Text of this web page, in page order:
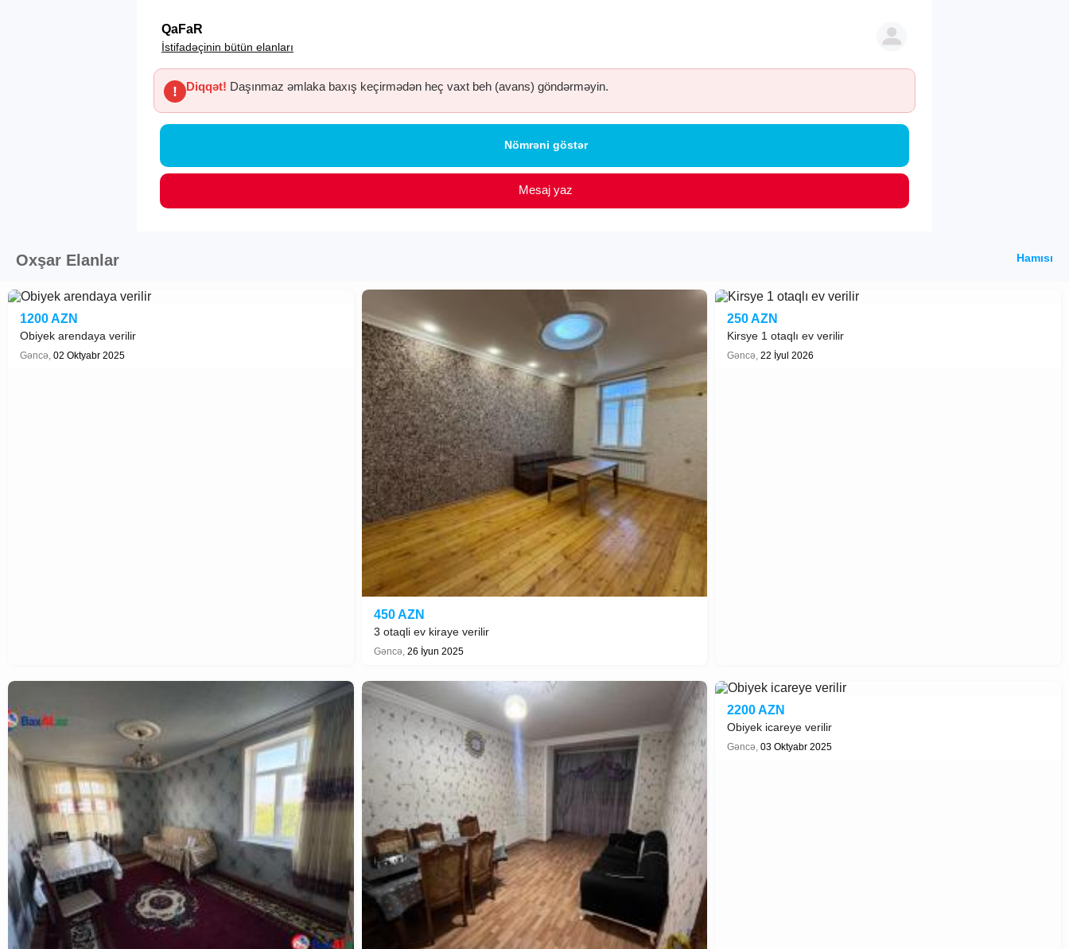
QaFaR
İstifadəçinin bütün elanları
! Diqqət! Daşınmaz əmlaka baxış keçirmədən heç vaxt beh (avans) göndərməyin.
Nömrəni göstər
Mesaj yaz
Hamısı
Oxşar Elanlar
1200 AZN
Obiyek arendaya verilir
Gəncə, 02 Oktyabr 2025
450 AZN
3 otaqli ev kiraye verilir
Gəncə, 26 İyun 2025
250 AZN
Kirsye 1 otaqlı ev verilir
Gəncə,22 İyul 2026
2200 AZN
Obiyek icareye verilir
Gəncə,03 Oktyabr 2025